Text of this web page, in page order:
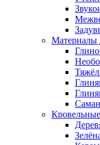
Материалы